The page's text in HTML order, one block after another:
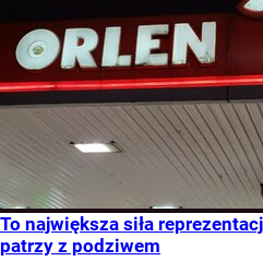
To największa siła
patrzy z podziwem